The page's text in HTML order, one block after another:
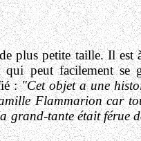
plus petite taille. Il
qui peut facilement se
:"Cet objet a une
Flammarion car
grand-tante était férue